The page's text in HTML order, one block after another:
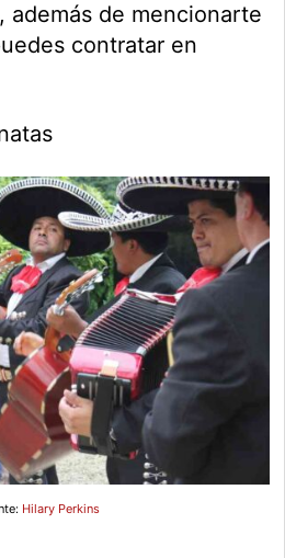
además de mencionarte
contratar en
Hilary Perkins